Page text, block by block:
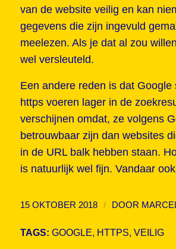
van de website veilig en kan
gegevens die zijn ingevuld
meelezen. Als je dat al zou
wel versleuteld.
Een andere reden is dat Google
https voeren lager in de
verschijnen omdat, ze volgens
betrouwbaar zijn dan websites
in de URL balk hebben staan.
is natuurlijk wel fijn. Vandaar
15 OKTOBER 2018 / DOOR
TAGS: GOOGLE, HTTPS, VEILIG